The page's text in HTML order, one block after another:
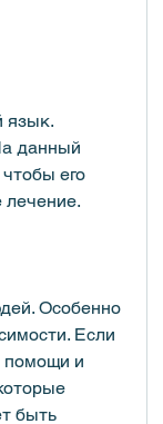
язык.
данный
его
лечение.
Особенно
Если
помощи и
быть